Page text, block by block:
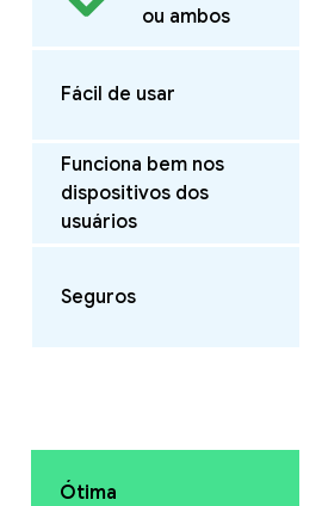
ou ambos
Fácil de usar
Funciona bem nos
dispositivos dos
usuários
Seguros
Ótima